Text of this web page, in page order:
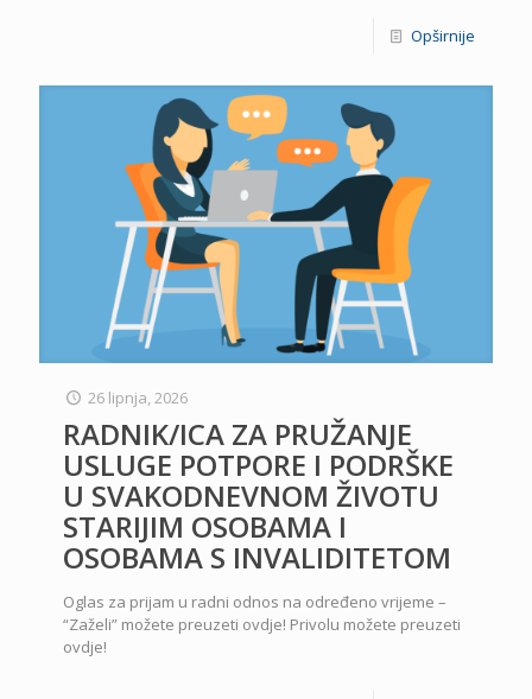
Opširnije
26 lipnja, 2026
RADNIK/ICA ZA PRUŽANJE
USLUGE POTPORE I PODRŠKE
U SVAKODNEVNOM ŽIVOTU
STARIJIM OSOBAMA I
OSOBAMA S INVALIDITETOM
Oglas za prijam u radni odnos na određeno vrijeme –
“Zaželi” možete preuzeti ovdje! Privolu možete preuzeti
ovdje!